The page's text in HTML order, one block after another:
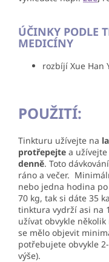
ÚČINKY PODLE
MEDICÍNY
rozbíjí Xue Han
POUŽITÍ:
Tinkturu užívejte na
protřepejte a užívejte
denně. Toto
ráno a večer.
nebo jedna hodina
70 kg, tak si dáte 35
tinktura vydrží asi na
užívat obvykle
se mělo objevit
potřebujete obvykle
výše).